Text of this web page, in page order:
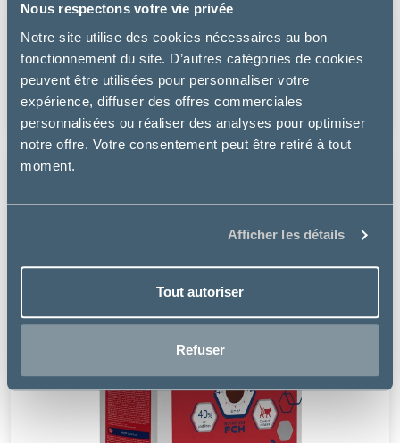
Nous respectons votre vie privée
Notre site utilise des cookies nécessaires au bon
fonctionnement du site. D’autres catégories de cookies
peuvent être utilisées pour personnaliser votre
expérience, diffuser des offres commerciales
personnalisées ou réaliser des analyses pour optimiser
notre offre. Votre consentement peut être retiré à tout
moment.
Afficher les détails
Tout autoriser
Refuser
Tonivet
à partir de
20.99€